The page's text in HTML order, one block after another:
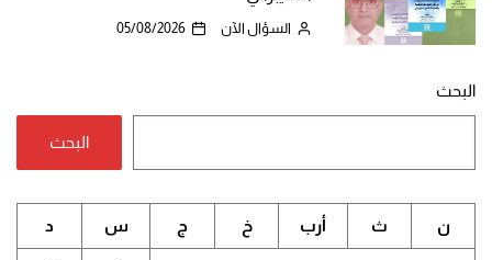
السؤال الآن 05/08/2026
البحث
البحث
ن ث أرب خ ج س د